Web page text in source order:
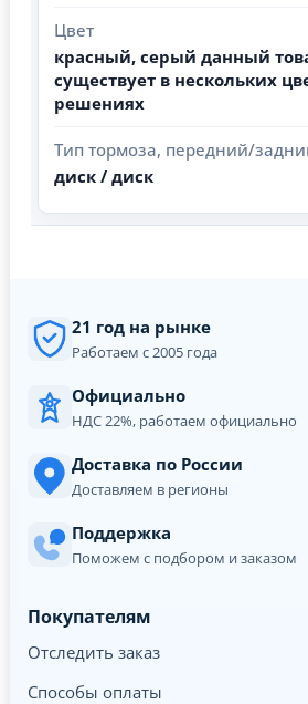
Цвет
красный, серый данный
существует в нескольких
решениях
Тип тормоза, передний/
диск / диск
21 год на рынке
Работаем с 2005 года
Официально
НДС 22%, работаем официально
Доставка по России
Доставляем в регионы
Поддержка
Поможем с подбором и заказом
Покупателям
Отследить заказ
Способы оплаты